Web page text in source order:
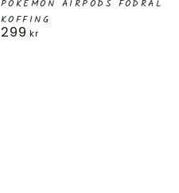
POKÉMON AIRPODS FODRAL
KOFFING
Ordinarie
299 kr